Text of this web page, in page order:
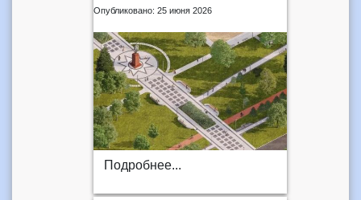
Опубликовано: 25 июня 2026
Подробнее...